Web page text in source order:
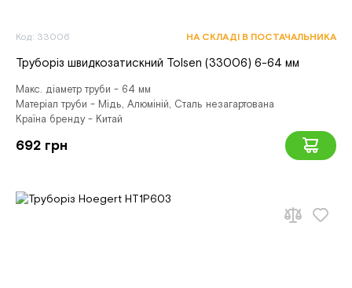
Код: 33006 НА СКЛАДІ В ПОСТАЧАЛЬНИКА
Труборіз швидкозатискний Tolsen (33006) 6-64 мм
Макс. діаметр труби - 64 мм
Матеріал труби - Мідь, Алюміній, Сталь незагартована
Країна бренду - Китай
692 грн